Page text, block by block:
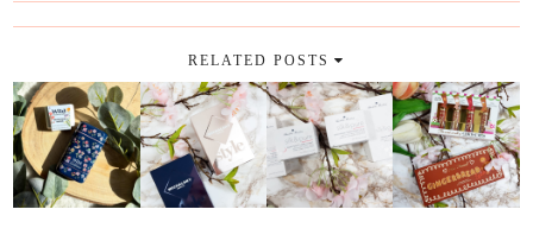
RELATED POSTS